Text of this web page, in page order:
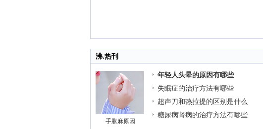
沸.热刊
手胀麻原因
年轻人头晕的原因有哪些
失眠症的治疗方法有哪些
超声刀和热拉提的区别是什么
糖尿病肾病的治疗方法有哪些